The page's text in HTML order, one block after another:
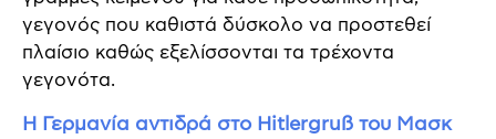
γεγονός που καθιστά δύσκολο να προστεθεί
πλαίσιο καθώς εξελίσσονται τα τρέχοντα
γεγονότα.
Η Γερμανία αντιδρά στο Hitlergruß του Μασκ